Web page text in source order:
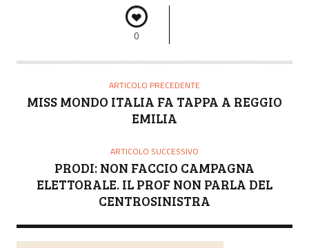
0
ARTICOLO PRECEDENTE
MISS MONDO ITALIA FA TAPPA A REGGIO
EMILIA
ARTICOLO SUCCESSIVO
PRODI: NON FACCIO CAMPAGNA
ELETTORALE. IL PROF NON PARLA DEL
CENTROSINISTRA